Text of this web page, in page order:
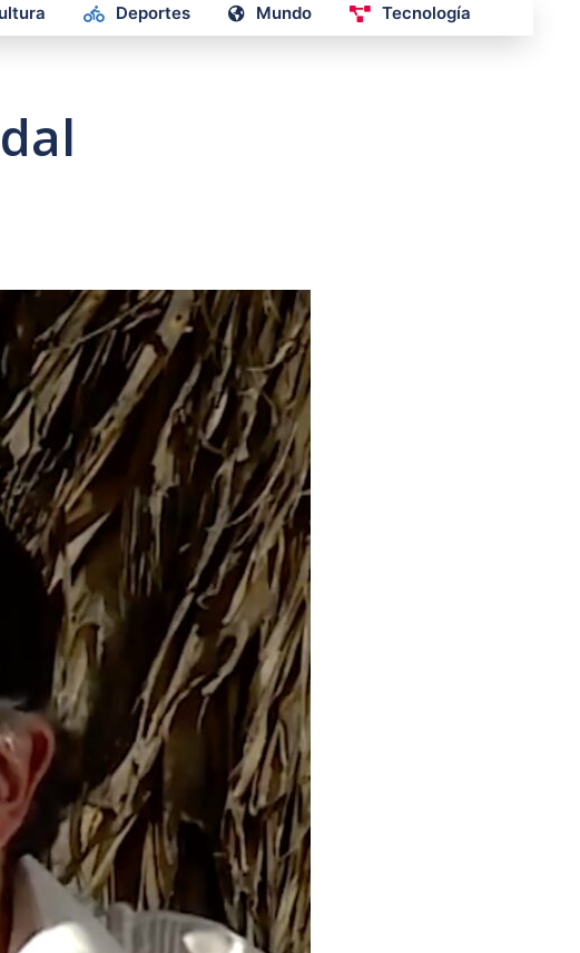
Deportes Mundo Tecnología